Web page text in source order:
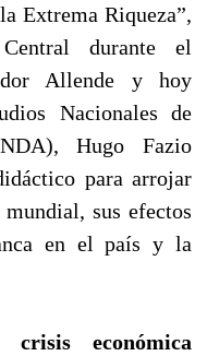
Extrema Riqueza”,
durante el
Allende y hoy
Nacionales de
Hugo Fazio
para arrojar
sus efectos
en el país y la
económica